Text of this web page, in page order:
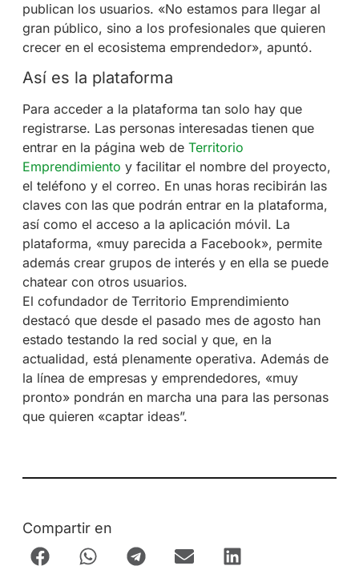
publican los usuarios. «No estamos para llegar al
gran público, sino a los profesionales que quieren
crecer en el ecosistema emprendedor», apuntó.
Así es la plataforma
Para acceder a la plataforma tan solo hay que
registrarse. Las personas interesadas tienen que
entrar en la página web de Territorio
Emprendimiento y facilitar el nombre del proyecto,
el teléfono y el correo. En unas horas recibirán las
claves con las que podrán entrar en la plataforma,
así como el acceso a la aplicación móvil. La
plataforma, «muy parecida a Facebook», permite
además crear grupos de interés y en ella se puede
chatear con otros usuarios.
El cofundador de Territorio Emprendimiento
destacó que desde el pasado mes de agosto han
estado testando la red social y que, en la
actualidad, está plenamente operativa. Además de
la línea de empresas y emprendedores, «muy
pronto» pondrán en marcha una para las personas
que quieren «captar ideas”.
Compartir en